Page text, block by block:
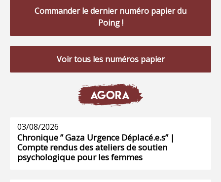
Commander le dernier numéro papier du
Poing !
Voir tous les numéros papier
AGORA
03/08/2026
Chronique ” Gaza Urgence Déplacé.e.s” |
Compte rendus des ateliers de soutien
psychologique pour les femmes